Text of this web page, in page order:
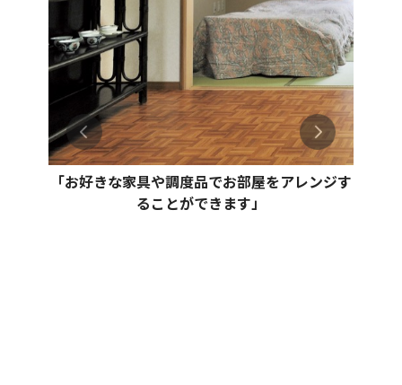
「お好きな家具や調度品でお部屋をアレンジす
ることができます」